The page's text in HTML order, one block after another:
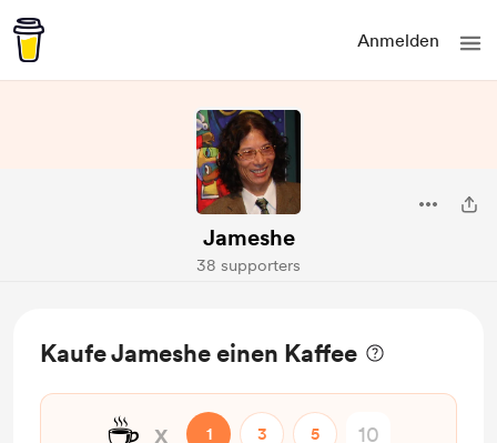
Anmelden
Jameshe
38 supporters
Kaufe Jameshe einen Kaffee
x 1 3 5